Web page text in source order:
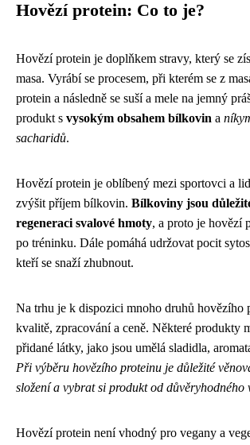
Hovězí protein: Co to je?
Hovězí protein je doplňkem stravy, který se
masa. Vyrábí se procesem, při kterém se z
protein a následně se suší a mele na jemný
produkt s vysokým obsahem bílkovin a
sacharidů.
Hovězí protein je oblíbený mezi sportovci a
zvýšit příjem bílkovin. Bílkoviny jsou
regeneraci svalové hmoty, a proto je hovězí
po tréninku. Dále pomáhá udržovat pocit
kteří se snaží zhubnout.
Na trhu je k dispozici mnoho druhů hovězího
kvalitě, zpracování a ceně. Některé produkty
přidané látky, jako jsou umělá sladidla,
Při výběru hovězího proteinu je důležité
složení a vybrat si produkt od důvěryhodného
Hovězí protein není vhodný pro vegany a